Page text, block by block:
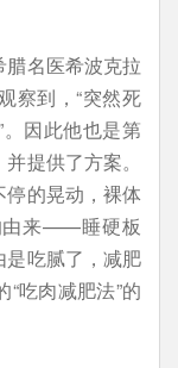
名医希波克拉
察到，“突然死
因此他也是第
提供了方案。
停的晃动，裸体
由来——睡硬板
是吃腻了，减肥
吃肉减肥法”的